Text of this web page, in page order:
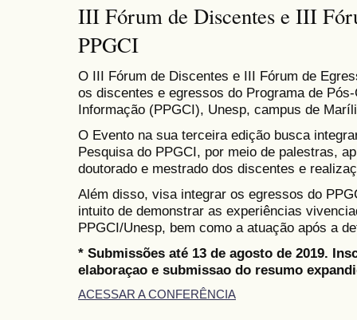
III Fórum de Discentes e III
PPGCI
O III Fórum de Discentes e III Fórum de
os discentes e egressos do Programa de
Informação (PPGCI), Unesp, campus de
O Evento na sua terceira edição busca
Pesquisa do PPGCI, por meio de palestras,
doutorado e mestrado dos discentes e
Além disso, visa integrar os egressos do
intuito de demonstrar as experiências
PPGCI/Unesp, bem como a atuação após a
* Submissões até 13 de agosto de 2019.
elaboraçao e submissao do resumo
ACESSAR A CONFERÊNCIA